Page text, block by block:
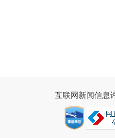
互联网新闻信息